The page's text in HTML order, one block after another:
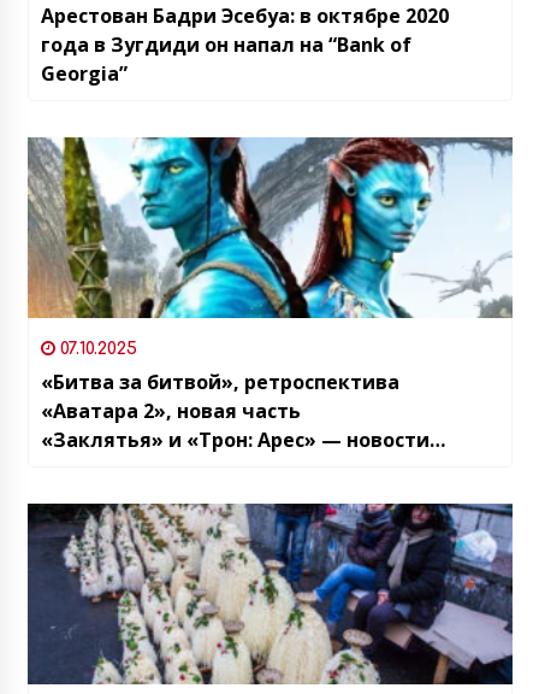
Арестован Бадри Эсебуа: в октябре 2020
года в Зугдиди он напал на “Bank of
Georgia”
07.10.2025
«Битва за битвой», ретроспектива
«Аватара 2», новая часть
«Заклятья» и «Трон: Арес» — новости